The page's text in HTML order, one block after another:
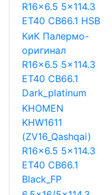
R16x6.5 5x114.3
ET40 CB66.1 HSB
КиК Палермо-
оригинал
R16x6.5 5x114.3
ET40 CB66.1
Dark_platinum
KHOMEN
KHW1611
(ZV16_Qashqai)
R16x6.5 5x114.3
ET40 CB66.1
Black_FP